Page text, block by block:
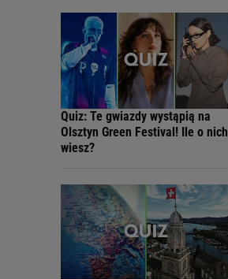
Quiz: Te gwiazdy wystąpią na
Olsztyn Green Festival! Ile o nich
wiesz?